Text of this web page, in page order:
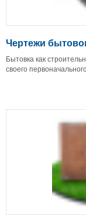
Чертежи
Бытовка как
своего